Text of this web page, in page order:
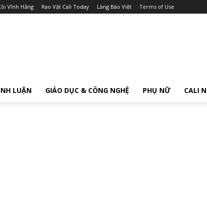
Vĩnh Hằng Rao Vặt Cali Today Làng Báo Việt Terms of Use
LUẬN GIÁO DỤC & CÔNG NGHỆ PHỤ NỮ CALI